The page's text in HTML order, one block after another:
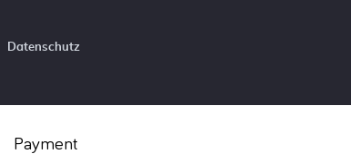
Datenschutz
Payment